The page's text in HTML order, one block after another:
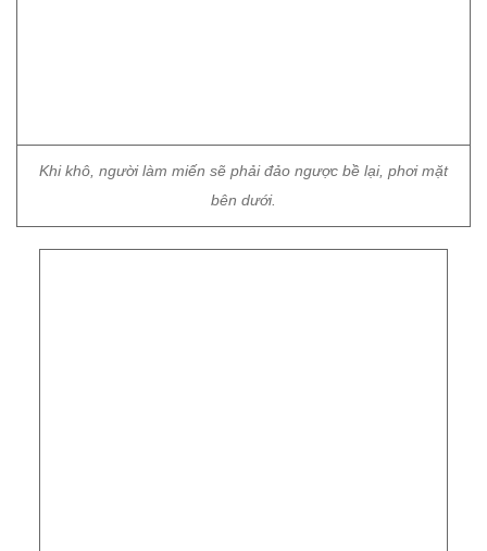
Khi khô, người làm miến sẽ phải đảo ngược bề lại, phơi mặt
bên dưới.